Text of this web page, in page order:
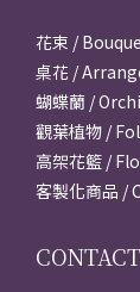
花束 /
桌花 /
蝴蝶蘭 /
觀葉植物 /
高架花籃 /
客製化商品 /
CONTACT